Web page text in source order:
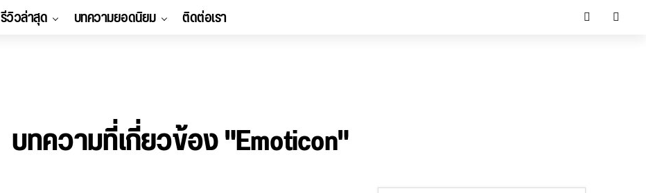
รีวิวล่าสุด บทความยอดนิยม ติดต่อเรา
บทความที่เกี่ยวข้อง "Emoticon"